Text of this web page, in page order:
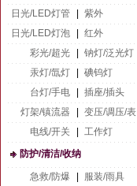
日光/LED灯管
紫外
日光/LED灯泡
红外
彩光/超光
钠灯/泛光灯
汞灯/氙灯
碘钨灯
台灯/手电
插座/插头
灯架/镇流器
变压/调压/表
电线/开关
工作灯
防护/清洁/收纳
急救/防爆
服装/雨具